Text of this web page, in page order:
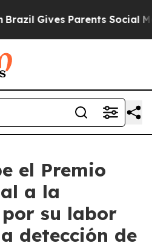
Gives Parents Social Media
el Premio
a la
su labor
detección de